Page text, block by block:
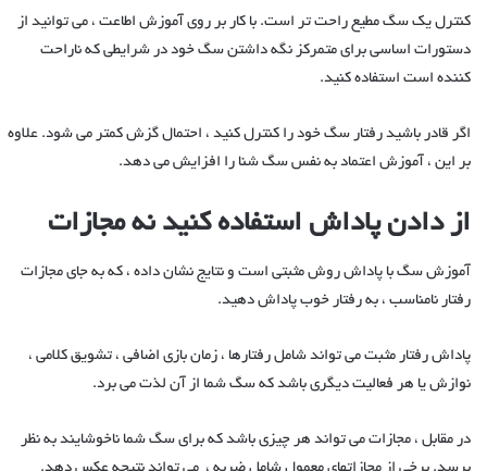
کنترل یک سگ مطیع راحت تر است. با کار بر روی آموزش اطاعت ، می توانید از
دستورات اساسی برای متمرکز نگه داشتن سگ خود در شرایطی که ناراحت
کننده است استفاده کنید.
اگر قادر باشید رفتار سگ خود را کنترل کنید ، احتمال گزش کمتر می شود. علاوه
بر این ، آموزش اعتماد به نفس سگ شنا را افزایش می دهد.
از دادن پاداش استفاده کنید نه مجازات
آموزش سگ با پاداش روش مثبتی است و نتایج نشان داده ، که به جای مجازات
رفتار نامناسب ، به رفتار خوب پاداش دهید.
پاداش رفتار مثبت می تواند شامل رفتارها ، زمان بازی اضافی ، تشویق کلامی ،
نوازش یا هر فعالیت دیگری باشد که سگ شما از آن لذت می برد.
در مقابل ، مجازات می تواند هر چیزی باشد که برای سگ شما ناخوشایند به نظر